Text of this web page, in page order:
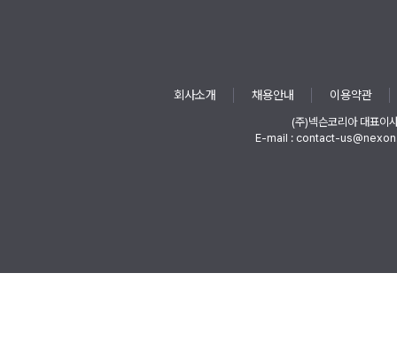
회사소개 채용안내 이용약관
(주)넥슨코리아 대표이
E-mail : contact-